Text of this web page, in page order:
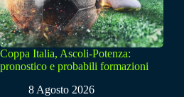
Coppa Italia, Ascoli-Potenza:
pronostico e probabili formazioni
8 Agosto 2026